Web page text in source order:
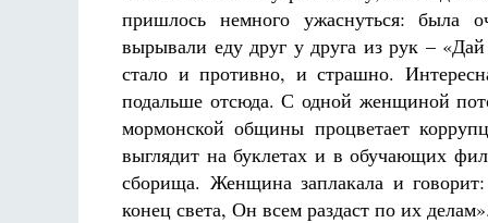
пришлось немного ужаснуться: была
вырывали еду друг у друга из рук –
стало и противно, и страшно.
подальше отсюда. С одной женщиной
мормонской общины процветает
выглядит на буклетах и в обучающих
сборища. Женщина заплакала и
конец света, Он всем раздаст по их делам».